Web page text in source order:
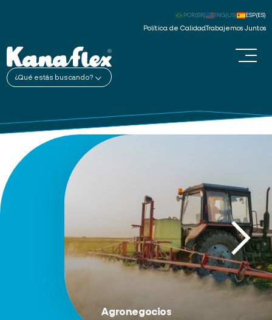
Política de CalidadTrabajemos Juntos
POR(BR) ING(US) ESP(ES)
¿Qué estás buscando?
Agronegocios